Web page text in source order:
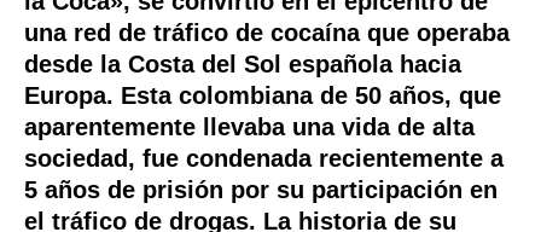
una red de tráfico de cocaína que operaba
desde la Costa del Sol española hacia
Europa. Esta colombiana de 50 años, que
aparentemente llevaba una vida de alta
sociedad, fue condenada recientemente a
5 años de prisión por su participación en
el tráfico de drogas. La historia de su